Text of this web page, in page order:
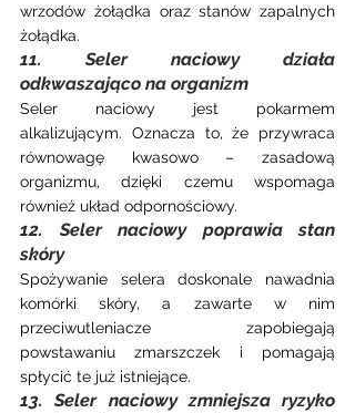
wrzodów żołądka oraz stanów zapalnych
żołądka.
11. Seler naciowy działa
odkwaszająco na organizm
Seler naciowy jest pokarmem
alkalizującym. Oznacza to, że przywraca
równowagę kwasowo – zasadową
organizmu, dzięki czemu wspomaga
również układ odpornościowy.
12. Seler naciowy poprawia stan
skóry
Spożywanie selera doskonale nawadnia
komórki skóry, a zawarte w nim
przeciwutleniacze zapobiegają
powstawaniu zmarszczek i pomagają
spłycić te już istniejące.
13. Seler naciowy zmniejsza ryzyko